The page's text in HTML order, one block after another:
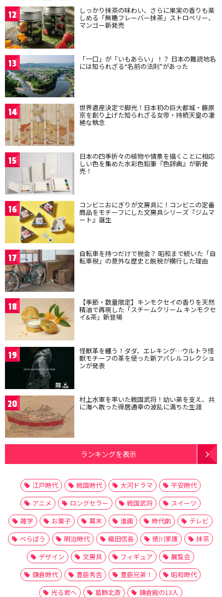
12 しっかり抹茶の味わい、さらに果実の香りも楽
しめる「無糖フレーバー抹茶」ストロベリー、
マンゴー新発売
13 「一口」が「いもあらい」！？ 日本の難読地名
には知られざる“名前の法則”があった
14 世界遺産決定で脚光！日本初の巨大都城・藤原
京を創り上げた知られざる女帝・持統天皇の凄
絶な執念
15 日本の四季折々の植物や情景を描くことに相応
しい色を集めた水彩色鉛筆『色辞典』が新発
売！
16 コンビニおにぎりが文房具に！コンビニの定番
商品をモチーフにした文房具シリーズ『ジムマ
ート』誕生
17 自転車を持つだけで税金？ 昭和まで続いた「自
転車税」の意外な歴史と脱税が横行した理由
18 【季節・数量限定】キンモクセイの香りを天然
精油で再現した「スチームクリーム キンモクセ
イ&茶」新登場
19 怪獣革を纏う！ダダ、エレキング…ウルトラ怪
獣モチーフの革を使った新アパレルコレクショ
ンが発表
20 村上水軍を率いた戦国武将！幼い弟を支え、共
に海へ散った得居通幸の波乱に満ちた生涯
ランキングを表示
江戸時代 戦国時代 大河ドラマ
平安時代
アニメ
ロングセラー 戦国武将
スイーツ
雑学
お菓子 幕末 漫画 時代劇
テレビ
べらぼう
明治時代 織田信長 徳川家康
抹茶
デザイン
文房具 フィギュア
展覧会
鎌倉時代
豊臣秀吉 豊臣兄弟！
昭和時代
光る君へ
葛飾北斎 鎌倉殿の13人